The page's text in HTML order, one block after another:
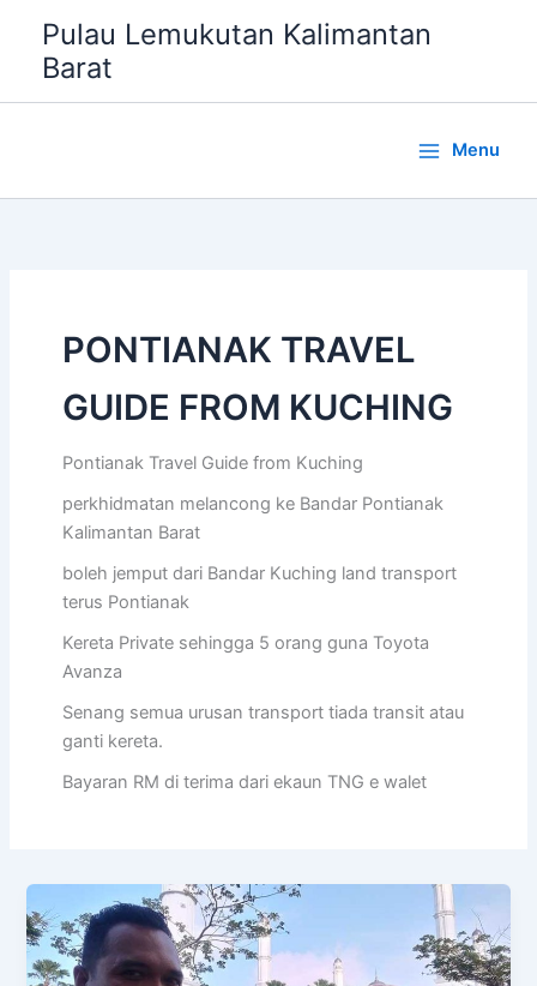
konten
Pulau Lemukutan Kalimantan
Barat
Menu
PONTIANAK TRAVEL
GUIDE FROM KUCHING
Pontianak Travel Guide from Kuching
perkhidmatan melancong ke Bandar Pontianak
Kalimantan Barat
boleh jemput dari Bandar Kuching land transport
terus Pontianak
Kereta Private sehingga 5 orang guna Toyota
Avanza
Senang semua urusan transport tiada transit atau
ganti kereta.
Bayaran RM di terima dari ekaun TNG e walet